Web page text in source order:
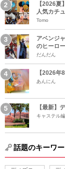
【2026
人気カチ
Tomo
アベンジ
のヒーロ
だんだん
【2026
あんにん
【最新】
キャステル
話題のキーワ